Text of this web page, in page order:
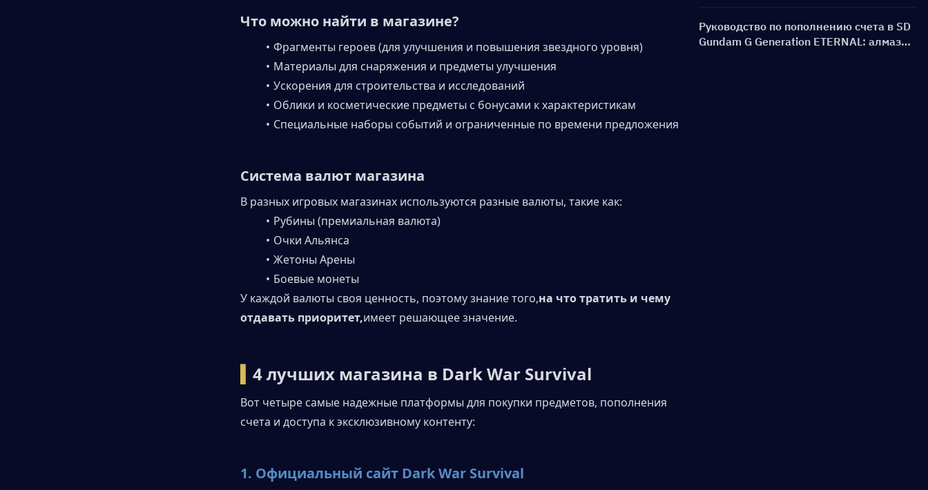
Что можно найти в магазине?
Фрагменты героев (для улучшения и повышения звездного уровня)
Материалы для снаряжения и предметы улучшения
Ускорения для строительства и исследований
Облики и косметические предметы с бонусами к характеристикам
Специальные наборы событий и ограниченные по времени предложения
Система валют магазина
В разных игровых магазинах используются разные валюты, такие как:
Рубины (премиальная валюта)
Очки Альянса
Жетоны Арены
Боевые монеты
У каждой валюты своя ценность, поэтому знание того,на что тратить и чему
отдавать приоритет,имеет решающее значение.
4 лучших магазина в Dark War Survival
Вот четыре самые надежные платформы для покупки предметов, пополнения
счета и доступа к эксклюзивному контенту:
1. Официальный сайт Dark War Survival
дешевле и безопаснее
Руководство по пополнению счета в SD
Gundam G Generation ETERNAL: алмазы,